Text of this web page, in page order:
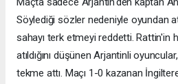
Söylediği sözler nedeniyle oyundan
sahayı terk etmeyi reddetti. Rattin'in
atıldığını düşünen Arjantinli
tekme attı. Maçı 1-0 kazanan